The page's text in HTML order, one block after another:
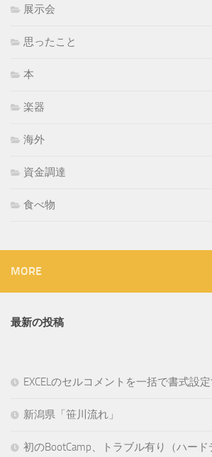
展示会
思ったこと
本
楽器
海外
資金調達
食べ物
MORE
最新の投稿
EXCELのセルコメントを一括で書式設
新潟県「笹川流れ」
初のBootCamp、トラブル有り（ハー